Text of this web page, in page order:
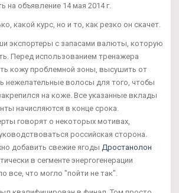
на объявление 14 мая 2014 г.
какой курс, но и то, как резко он скачет.
экспортеры с запасами валюты, которую
Перед использованием тренажера
кожу проблемной зоны, высушить от
нежелательные волосы для того, чтобы
на коже. Все указанные вклады
начисляются в конце срока.
говорят о некоторых мотивах,
российская сторона.
добавить свежие ягоды Дростанолон
в сегменте энергогенерации
все, что могло "пойти не так".